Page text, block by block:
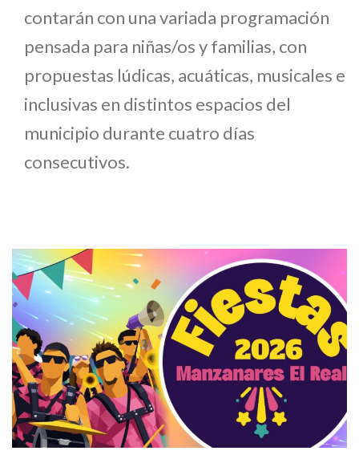
contarán con una variada programación
pensada para niñas/os y familias, con
propuestas lúdicas, acuáticas, musicales e
inclusivas en distintos espacios del
municipio durante cuatro días
consecutivos.